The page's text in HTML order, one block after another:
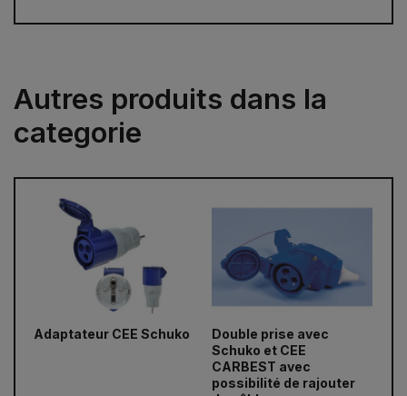
Autres produits dans la
categorie
Adaptateur CEE Schuko
Double prise avec
Schuko et CEE
CARBEST avec
possibilité de rajouter
prev